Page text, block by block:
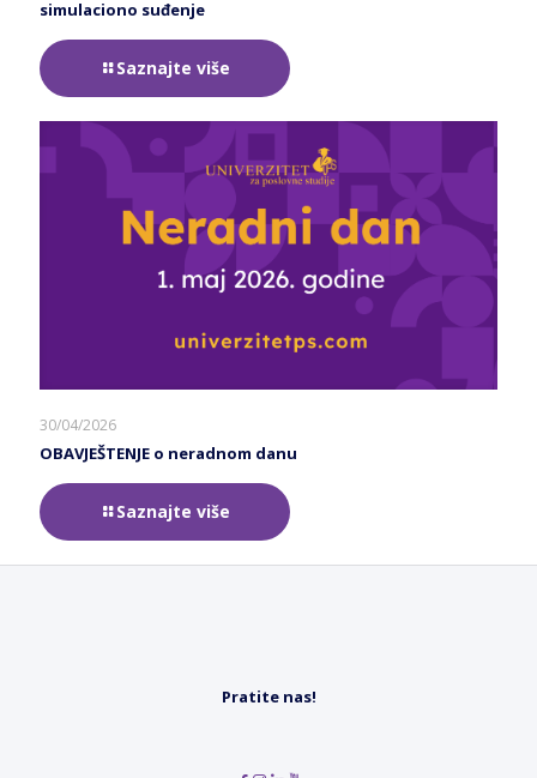
simulaciono suđenje
Saznajte više
30/04/2026
OBAVJEŠTENJE o neradnom danu
Saznajte više
Pratite nas!